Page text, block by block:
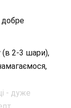
добре
(в 2-3 шари),